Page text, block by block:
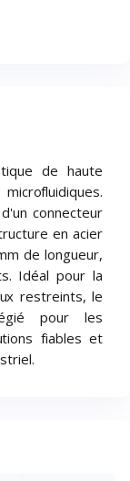
de haute
connecteur
en acier
de longueur,
Idéal pour la
restreints, le
pour les
fiables et